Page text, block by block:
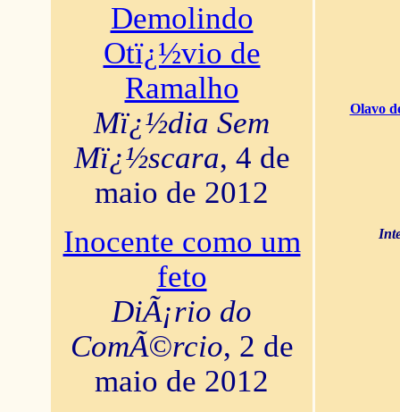
Demolindo
Otï¿½vio de
Ramalho
Mï¿½dia Sem
Mï¿½scara, 4 de
maio de 2012
Inocente como um
feto
DiÃ¡rio do
ComÃ©rcio, 2 de
maio de 2012
Olavo